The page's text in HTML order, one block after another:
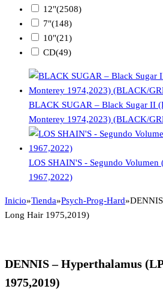
12"(2508)
7"(148)
10"(21)
CD(49)
BLACK SUGAR – Black Sugar II
Monterey 1974,2023) (BLACK/
LOS SHAIN'S - Segundo Volumen
1967,2022)
Inicio»Tienda»Psych-Prog-Hard»
Long Hair 1975,2019)
DENNIS – Hyperthalamus
1975,2019)